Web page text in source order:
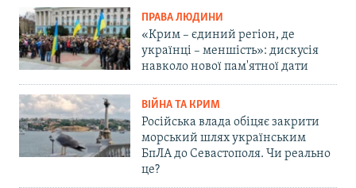
ПРАВА ЛЮДИНИ
«Крим – єдиний регіон, де
українці – меншість»: дискусія
навколо нової пам'ятної дати
ВІЙНА ТА КРИМ
Російська влада обіцяє закрити
морський шлях українським
БпЛА до Севастополя. Чи реально
це?